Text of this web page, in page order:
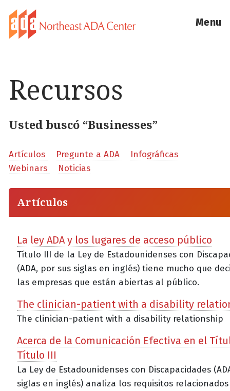
Menu
Recursos
Usted buscó “Businesses”
Artículos Pregunte a ADA
Infográficas
Webinars
Noticias
Artículos
La ley ADA y los lugares de acceso público
Título III de la Ley de Estadounidenses con
(ADA, por sus siglas en inglés) tiene mucho que
las empresas que están abiertas al público.
The clinician-patient with a disability
The clinician-patient with a disability relationship
Acerca de la Comunicación Efectiva en el
Título III
La Ley de Estadounidenses con Discapacidades
siglas en inglés) analiza los requisitos